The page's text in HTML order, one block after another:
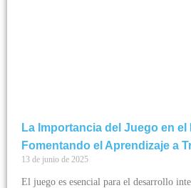
La Importancia del Juego en el
Fomentando el Aprendizaje a
13 de junio de 2025
El juego es esencial para el desarrollo